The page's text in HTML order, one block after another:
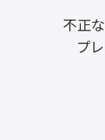
不正
プ